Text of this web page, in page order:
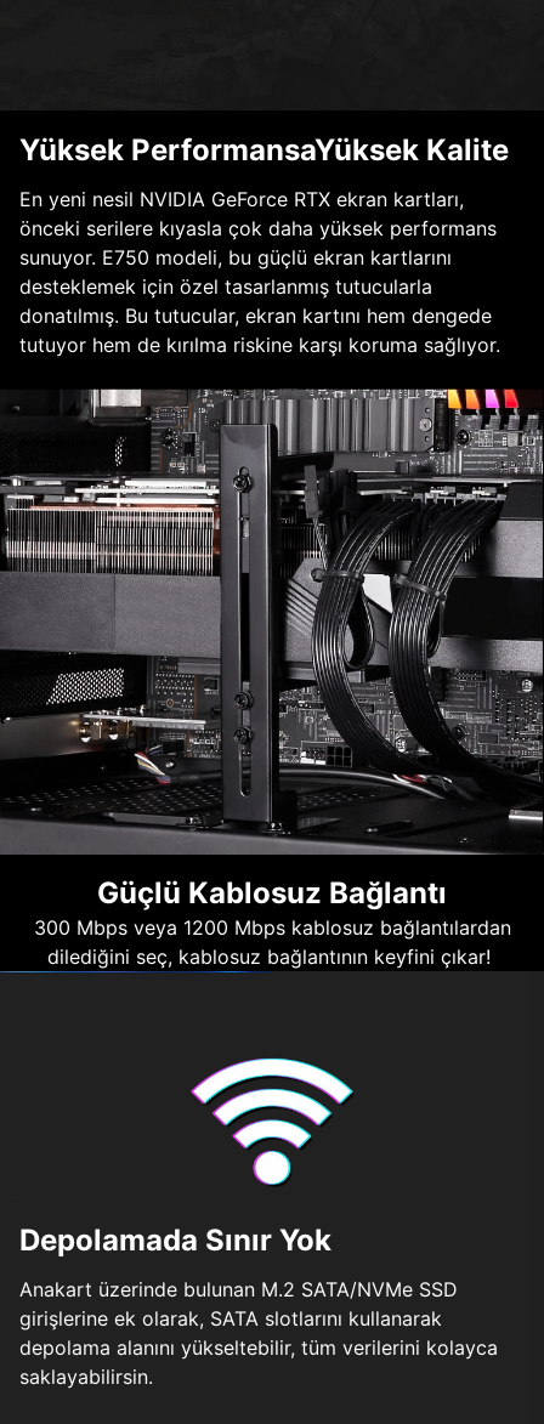
Yüksek PerformansaYüksek Kalite
En yeni nesil NVIDIA GeForce RTX ekran kartları,
önceki serilere kıyasla çok daha yüksek performans
sunuyor. E750 modeli, bu güçlü ekran kartlarını
desteklemek için özel tasarlanmış tutucularla
donatılmış. Bu tutucular, ekran kartını hem dengede
tutuyor hem de kırılma riskine karşı koruma sağlıyor.
Güçlü Kablosuz Bağlantı
300 Mbps veya 1200 Mbps kablosuz bağlantılardan
dilediğini seç, kablosuz bağlantının keyfini çıkar!
Depolamada Sınır Yok
Anakart üzerinde bulunan M.2 SATA/NVMe SSD
girişlerine ek olarak, SATA slotlarını kullanarak
depolama alanını yükseltebilir, tüm verilerini kolayca
saklayabilirsin.